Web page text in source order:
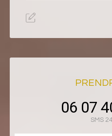
06 07
SMS